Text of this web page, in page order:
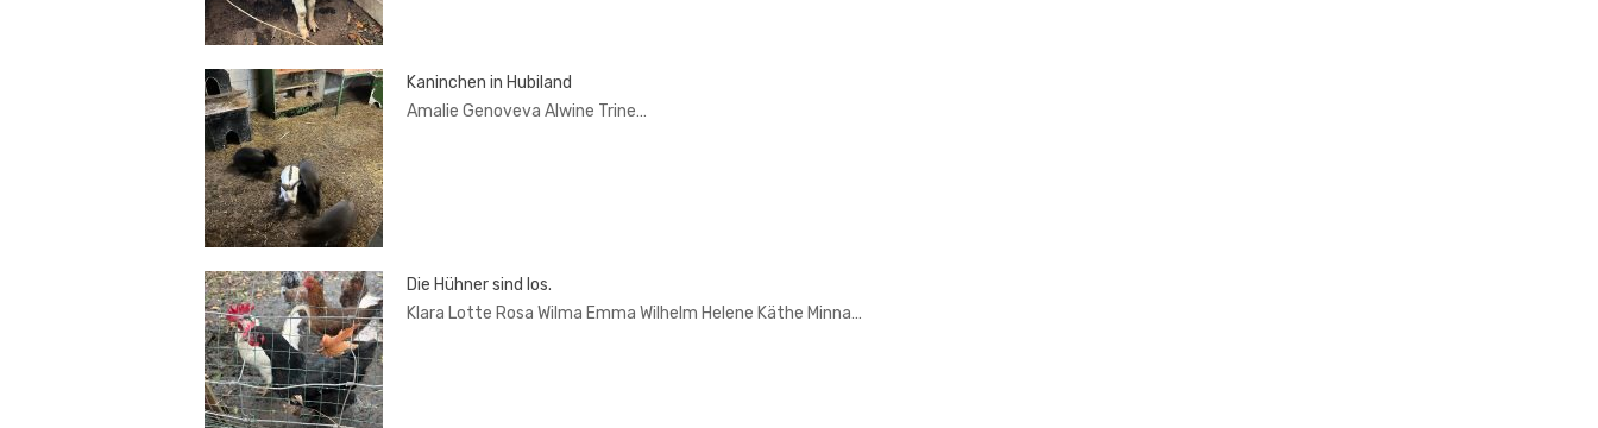
Kaninchen in Hubiland
Amalie Genoveva Alwine Trine…
Die Hühner sind los.
Klara Lotte Rosa Wilma Emma Wilhelm Helene Käthe Minna…